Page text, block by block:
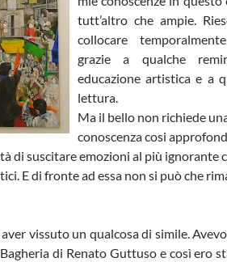
tutt’altro che ampie.
collocare
grazie a qualche
educazione artistica e a
lettura.
Ma il bello non richiede
conoscenza cosi
di suscitare emozioni al più ignorante
E di fronte ad essa non si può che
aver vissuto un qualcosa di simile.
di Renato Guttuso e così ero